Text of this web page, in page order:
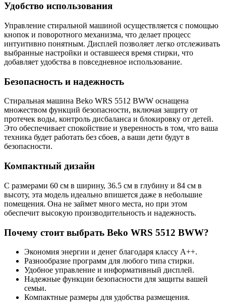
Удобство использования
Управление стиральной машиной осуществляется с помощью
кнопок и поворотного механизма, что делает процесс
интуитивно понятным. Дисплей позволяет легко отслеживать
выбранные настройки и оставшееся время стирки, что
добавляет удобства в повседневное использование.
Безопасность и надежность
Стиральная машина Beko WRS 5512 BWW оснащена
множеством функций безопасности, включая защиту от
протечек воды, контроль дисбаланса и блокировку от детей.
Это обеспечивает спокойствие и уверенность в том, что ваша
техника будет работать без сбоев, а ваши дети будут в
безопасности.
Компактный дизайн
С размерами 60 см в ширину, 36.5 см в глубину и 84 см в
высоту, эта модель идеально впишется даже в небольшие
помещения. Она не займет много места, но при этом
обеспечит высокую производительность и надежность.
Почему стоит выбрать Beko WRS 5512 BWW?
Экономия энергии и денег благодаря классу А++.
Разнообразие программ для любого типа стирки.
Удобное управление и информативный дисплей.
Надежные функции безопасности для защиты вашей
семьи.
Компактные размеры для удобства размещения.